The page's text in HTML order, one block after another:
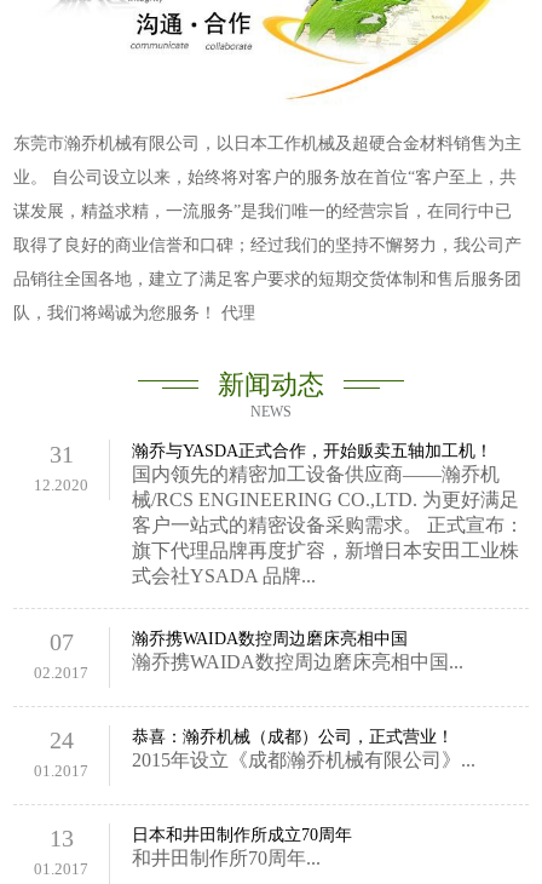
东莞市瀚乔机械有限公司，以日本工作机械及超硬合金材料销售为主
业。 自公司设立以来，始终将对客户的服务放在首位“客户至上，共
谋发展，精益求精，一流服务”是我们唯一的经营宗旨，在同行中已
取得了良好的商业信誉和口碑；经过我们的坚持不懈努力，我公司产
品销往全国各地，建立了满足客户要求的短期交货体制和售后服务团
队，我们将竭诚为您服务！ 代理
新闻动态
NEWS
31
12.2020
瀚乔与YASDA正式合作，开始贩卖五轴加工机！
国内领先的精密加工设备供应商——瀚乔机
械/RCS ENGINEERING CO.,LTD. 为更好满足
客户一站式的精密设备采购需求。 正式宣布：
旗下代理品牌再度扩容，新增日本安田工业株
式会社YSADA 品牌...
07
02.2017
瀚乔携WAIDA数控周边磨床亮相中国
瀚乔携WAIDA数控周边磨床亮相中国...
24
01.2017
恭喜：瀚乔机械（成都）公司，正式营业！
2015年设立《成都瀚乔机械有限公司》...
13
01.2017
日本和井田制作所成立70周年
和井田制作所70周年...